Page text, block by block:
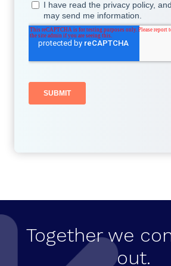
Together we
out.